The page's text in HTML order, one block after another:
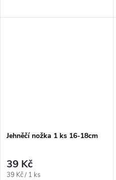
Jehněčí nožka 1 ks 16-18cm
39 Kč
Měrná
39 Kč / 1 ks